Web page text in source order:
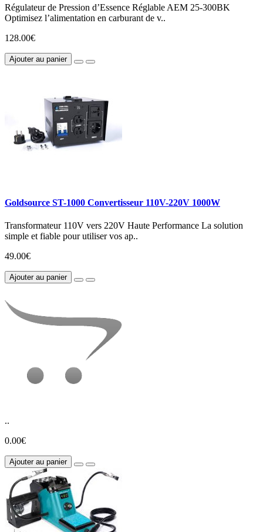
Régulateur de Pression d’Essence Réglable AEM 25-300BK
Optimisez l’alimentation en carburant de v..
128.00€
Ajouter au panier
Goldsource ST-1000 Convertisseur 110V-220V 1000W
Transformateur 110V vers 220V Haute Performance La solution
simple et fiable pour utiliser vos ap..
49.00€
Ajouter au panier
..
0.00€
Ajouter au panier